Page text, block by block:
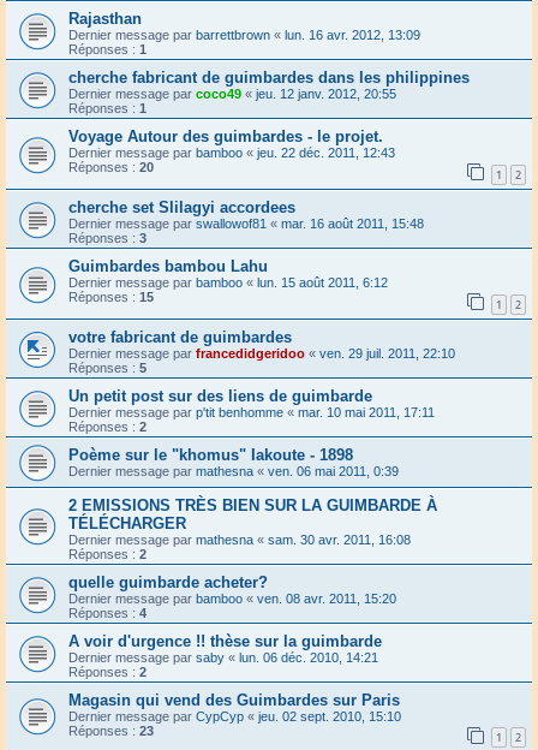
Rajasthan
Dernier message par barrettbrown « lun. 16 avr. 2012, 13:09
Réponses : 1
cherche fabricant de guimbardes dans les philippines
Dernier message par coco49 « jeu. 12 janv. 2012, 20:55
Réponses : 1
Voyage Autour des guimbardes - le projet.
Dernier message par bamboo « jeu. 22 déc. 2011, 12:43
Réponses : 20 1 2
cherche set Slilagyi accordees
Dernier message par swallowof81 « mar. 16 août 2011, 15:48
Réponses : 3
Guimbardes bambou Lahu
Dernier message par bamboo « lun. 15 août 2011, 6:12
Réponses : 15 1 2
votre fabricant de guimbardes
Dernier message par francedidgeridoo « ven. 29 juil. 2011, 22:10
Réponses : 5
Un petit post sur des liens de guimbarde
Dernier message par p'tit benhomme « mar. 10 mai 2011, 17:11
Réponses : 2
Poème sur le "khomus" Iakoute - 1898
Dernier message par mathesna « ven. 06 mai 2011, 0:39
2 EMISSIONS TRÈS BIEN SUR LA GUIMBARDE À
TÉLÉCHARGER
Dernier message par mathesna « sam. 30 avr. 2011, 16:08
Réponses : 2
quelle guimbarde acheter?
Dernier message par bamboo « ven. 08 avr. 2011, 15:20
Réponses : 4
A voir d'urgence !! thèse sur la guimbarde
Dernier message par saby « lun. 06 déc. 2010, 14:21
Réponses : 2
Magasin qui vend des Guimbardes sur Paris
Dernier message par CypCyp « jeu. 02 sept. 2010, 15:10
Réponses : 23 1 2